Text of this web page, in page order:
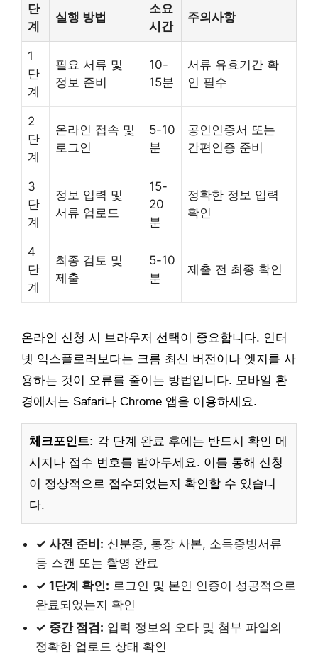
단
계
실행 방법
소요
시간
주의사항
1
단
계
필요 서류 및
정보 준비
10-
15분
서류 유효기간 확
인 필수
2
단
계
온라인 접속 및
로그인
5-10
분
공인인증서 또는
간편인증 준비
3
단
계
정보 입력 및
서류 업로드
15-
20
분
정확한 정보 입력
확인
4
단
계
최종 검토 및
제출
5-10
분
제출 전 최종 확인
온라인 신청 시 브라우저 선택이 중요합니다. 인터
넷 익스플로러보다는 크롬 최신 버전이나 엣지를 사
용하는 것이 오류를 줄이는 방법입니다. 모바일 환
경에서는 Safari나 Chrome 앱을 이용하세요.
체크포인트: 각 단계 완료 후에는 반드시 확인 메
시지나 접수 번호를 받아두세요. 이를 통해 신청
이 정상적으로 접수되었는지 확인할 수 있습니
다.
✓ 사전 준비: 신분증, 통장 사본, 소득증빙서류
등 스캔 또는 촬영 완료
✓ 1단계 확인: 로그인 및 본인 인증이 성공적으로
완료되었는지 확인
✓ 중간 점검: 입력 정보의 오타 및 첨부 파일의
정확한 업로드 상태 확인